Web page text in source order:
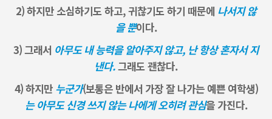
2) 하지만 소심하기도 하고, 귀찮기도 하기 때문에 나서지 않
을 뿐이다.
3) 그래서 아무도 내 능력을 알아주지 않고, 난 항상 혼자서 지
낸다.그래도 괜찮다.
4) 하지만 누군가(보통은 반에서 가장 잘 나가는 예쁜 여학생)
는 아무도 신경 쓰지 않는 나에게 오히려 관심을 가진다.